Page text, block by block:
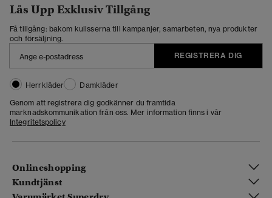
Lås Upp Exklusiv Tillgång
Få tillgång: bakom kulisserna till kampanjer, samarbeten, nya produkter
och försäljning.
REGISTRERA DIG
Herrkläder
Damkläder
Genom att registrera dig godkänner du framtida
marknadskommunikation från oss. Mer information finns i vår
Integritetspolicy
Onlineshopping
Kundtjänst